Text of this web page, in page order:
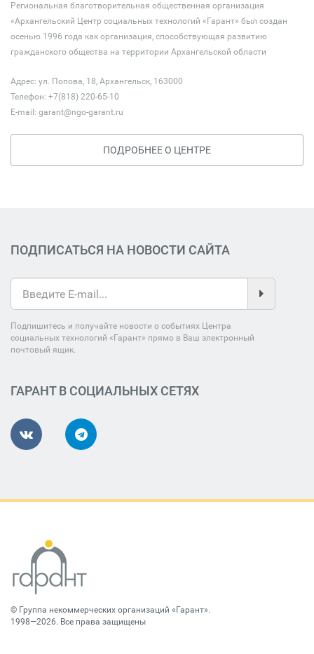
Региональная благотворительная общественная организация
«Архангельский Центр социальных технологий «Гарант» был создан
осенью 1996 года как организация, способствующая развитию
гражданского общества на территории Архангельской области
Адрес: ул. Попова, 18, Архангельск, 163000
Телефон: +7(818) 220-65-10
E-mail: garant@ngo-garant.ru
ПОДРОБНЕЕ О ЦЕНТРЕ
ПОДПИСАТЬСЯ НА НОВОСТИ САЙТА
Подпишитесь и получайте новости о событиях Центра
социальных технологий «Гарант» прямо в Ваш электронный
почтовый ящик.
ГАРАНТ В СОЦИАЛЬНЫХ СЕТЯХ
© Группа некоммерческих организаций «Гарант».
1998—2026. Все права защищены